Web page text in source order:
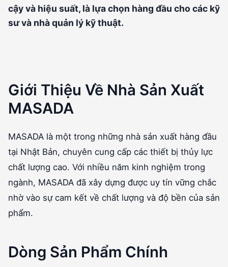
cậy và hiệu suất, là lựa chọn hàng đầu cho các kỹ
sư và nhà quản lý kỹ thuật.
Giới Thiệu Về Nhà Sản Xuất
MASADA
MASADA là một trong những nhà sản xuất hàng đầu
tại Nhật Bản, chuyên cung cấp các thiết bị thủy lực
chất lượng cao. Với nhiều năm kinh nghiệm trong
ngành, MASADA đã xây dựng được uy tín vững chắc
nhờ vào sự cam kết về chất lượng và độ bền của sản
phẩm.
Dòng Sản Phẩm Chính